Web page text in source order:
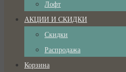
Лофт
АКЦИИ И СКИДКИ
Скидки
Распродажа
Корзина